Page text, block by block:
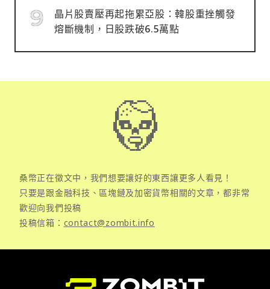
晶片股賣壓再起拖累亞股：韓股重挫觸發
熔斷機制，日股跌破6.5萬點
桑幣正在徵文中，我們想要讓好的東西讓更多人看見！
只要是跟金融科技、區塊鏈及加密貨幣相關的文章，都非常
歡迎向我們投稿
投稿信箱： contact@zombit.info